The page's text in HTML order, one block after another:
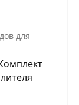
для